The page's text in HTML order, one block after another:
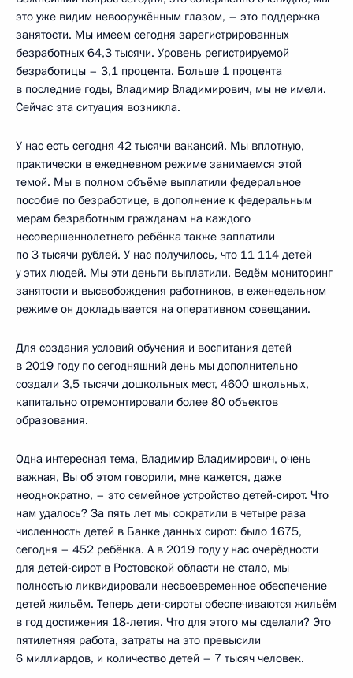
это уже видим невооружённым глазом, – это поддержка
занятости. Мы имеем сегодня зарегистрированных
безработных 64,3 тысячи. Уровень регистрируемой
безработицы – 3,1 процента. Больше 1 процента
в последние годы, Владимир Владимирович, мы не имели.
Сейчас эта ситуация возникла.
У нас есть сегодня 42 тысячи вакансий. Мы вплотную,
практически в ежедневном режиме занимаемся этой
темой. Мы в полном объёме выплатили федеральное
пособие по безработице, в дополнение к федеральным
мерам безработным гражданам на каждого
несовершеннолетнего ребёнка также заплатили
по 3 тысячи рублей. У нас получилось, что 11 114 детей
у этих людей. Мы эти деньги выплатили. Ведём мониторинг
занятости и высвобождения работников, в еженедельном
режиме он докладывается на оперативном совещании.
Для создания условий обучения и воспитания детей
в 2019 году по сегодняшний день мы дополнительно
создали 3,5 тысячи дошкольных мест, 4600 школьных,
капитально отремонтировали более 80 объектов
образования.
Одна интересная тема, Владимир Владимирович, очень
важная, Вы об этом говорили, мне кажется, даже
неоднократно, – это семейное устройство детей-сирот. Что
нам удалось? За пять лет мы сократили в четыре раза
численность детей в Банке данных сирот: было 1675,
сегодня – 452 ребёнка. А в 2019 году у нас очерёдности
для детей-сирот в Ростовской области не стало, мы
полностью ликвидировали несвоевременное обеспечение
детей жильём. Теперь дети-сироты обеспечиваются жильём
в год достижения 18-летия. Что для этого мы сделали? Это
пятилетняя работа, затраты на это превысили
6 миллиардов, и количество детей – 7 тысяч человек.